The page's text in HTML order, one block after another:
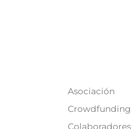
Asociación
Crowdfunding
Colaboradores